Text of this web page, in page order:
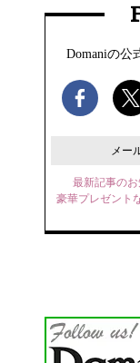
Domaniの公
メー
最新記事のお
豪華プレゼント